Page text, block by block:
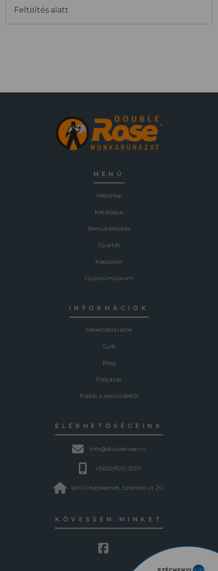
Feltöltés alatt
MENÜ
Webshop
Katalógus
Bemutatkozás
Gyártás
Kapcsolat
Gyűszűmúzeum
INFORMÁCIÓK
Mérettáblázatok
GyIK
Blog
Pályázat
Elállás a szerződéstől
ELÉRHETŐSÉGEINK
info@doublerose.hu
+3620/920-5120
6000 Kecskemét, Szolnoki út 20.
KÖVESSEN MINKET